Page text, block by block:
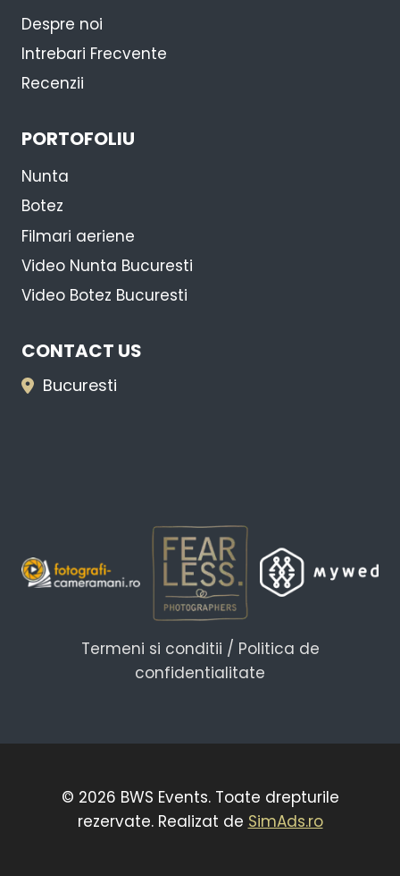
Despre noi
Intrebari Frecvente
Recenzii
PORTOFOLIU
Nunta
Botez
Filmari aeriene
Video Nunta Bucuresti
Video Botez Bucuresti
CONTACT US
Bucuresti
Termeni si conditii / Politica de
confidentialitate
© 2026 BWS Events. Toate drepturile
rezervate. Realizat de SimAds.ro